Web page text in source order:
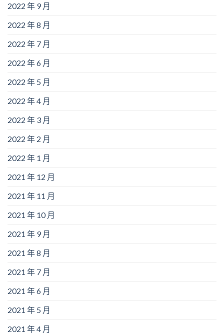
2022 年 9 月
2022 年 8 月
2022 年 7 月
2022 年 6 月
2022 年 5 月
2022 年 4 月
2022 年 3 月
2022 年 2 月
2022 年 1 月
2021 年 12 月
2021 年 11 月
2021 年 10 月
2021 年 9 月
2021 年 8 月
2021 年 7 月
2021 年 6 月
2021 年 5 月
2021 年 4 月